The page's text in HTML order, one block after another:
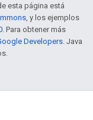
esta página está
, y los ejemplos
. Para obtener más
Developers . Java